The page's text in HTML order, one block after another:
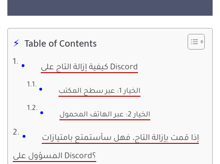
Table of Contents
كيفية إزالة التاج على Discord
الخيار 1: عبر سطح المكتب
الخيار 2: عبر الهاتف المحمول
إذا قمت بإزالة التاج، فهل سأستمتع بامتيازات
المسؤول على Discord؟